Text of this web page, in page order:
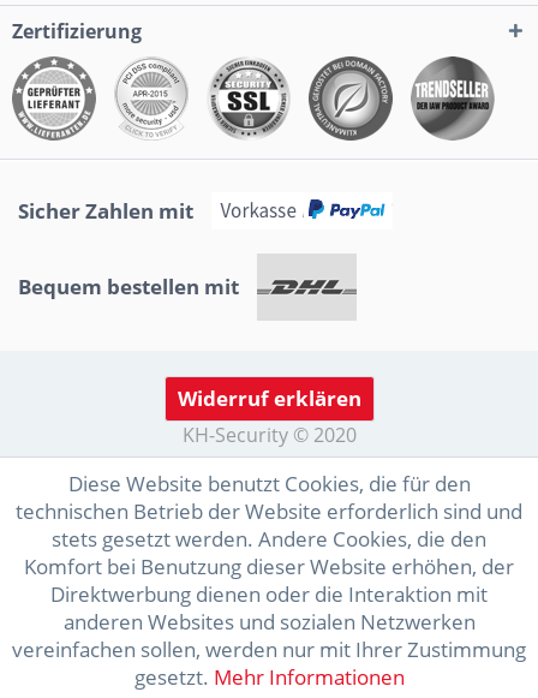
Zertifizierung
Sicher Zahlen mit
Bequem bestellen mit
Widerruf erklären
KH-Security © 2020
Diese Website benutzt Cookies, die für den
technischen Betrieb der Website erforderlich sind und
stets gesetzt werden. Andere Cookies, die den
Komfort bei Benutzung dieser Website erhöhen, der
Direktwerbung dienen oder die Interaktion mit
anderen Websites und sozialen Netzwerken
vereinfachen sollen, werden nur mit Ihrer Zustimmung
gesetzt. Mehr Informationen